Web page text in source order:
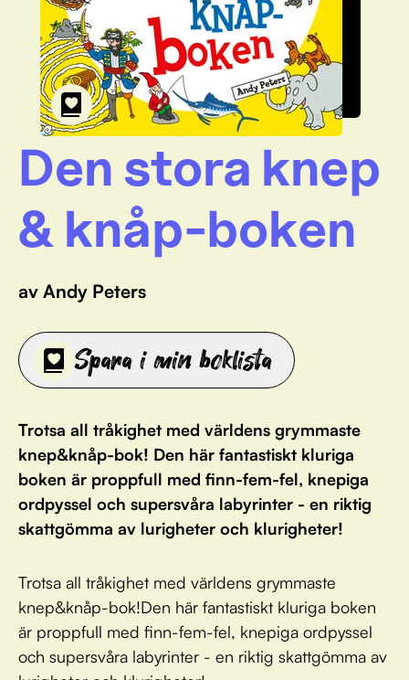
Den stora knep
& knåp-boken
av Andy Peters
Spara i min boklista
Trotsa all tråkighet med världens grymmaste
knep&knåp-bok! Den här fantastiskt kluriga
boken är proppfull med finn-fem-fel, knepiga
ordpyssel och supersvåra labyrinter - en riktig
skattgömma av lurigheter och klurigheter!
Trotsa all tråkighet med världens grymmaste
knep&knåp-bok!Den här fantastiskt kluriga boken
är proppfull med finn-fem-fel, knepiga ordpyssel
och supersvåra labyrinter - en riktig skattgömma av